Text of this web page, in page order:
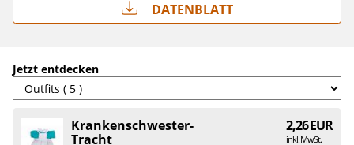
Datenblatt
Jetzt entdecken
Krankenschwester-
Tracht
2,26 EUR
inkl. MwSt.